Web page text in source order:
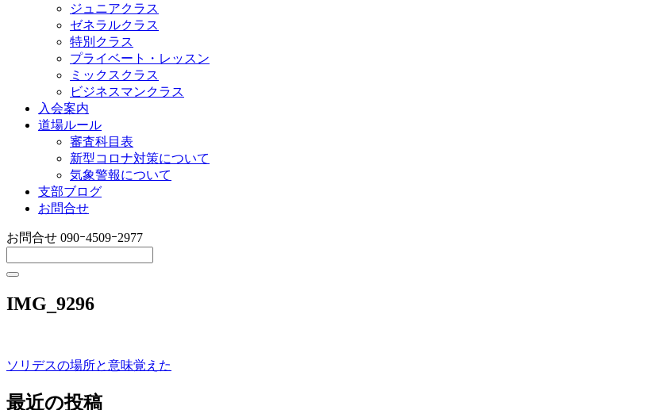
ジュニアクラス
ゼネラルクラス
特別クラス
プライベート・レッスン
ミックスクラス
ビジネスマンクラス
入会案内
道場ルール
審査科目表
新型コロナ対策について
気象警報について
支部ブログ
お問合せ
お問合せ 090ｰ4509ｰ2977
IMG_9296
投
稿
ソリデスの場所と意味覚えた
最近の投稿